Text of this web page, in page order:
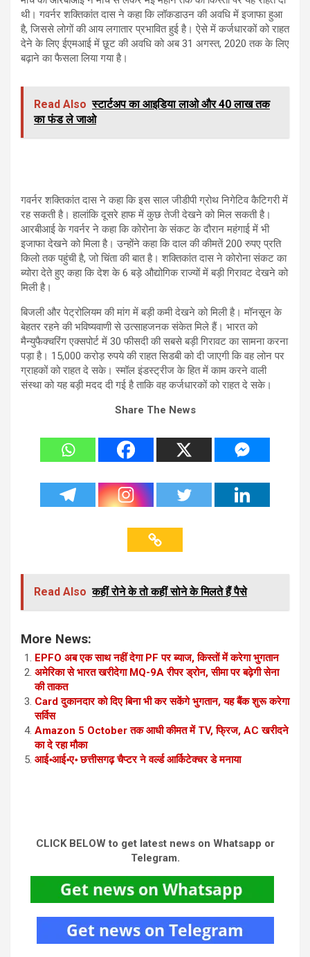
थी। गवर्नर शक्तिकांत दास ने कहा कि लॉकडाउन की अवधि में इजाफा हुआ
है, जिससे लोगों की आय लगातार प्रभावित हुई है। ऐसे में कर्जधारकों को राहत
देने के लिए ईएमआई में छूट की अवधि को अब 31 अगस्त, 2020 तक के लिए
बढ़ाने का फैसला लिया गया है।
Read Also स्टार्टअप का आइडिया लाओ और 40 लाख तक
का फंड ले जाओ
गवर्नर शक्तिकांत दास ने कहा कि इस साल जीडीपी ग्रोथ निगेटिव कैटिगरी में
रह सकती है। हालांकि दूसरे हाफ में कुछ तेजी देखने को मिल सकती है।
आरबीआई के गवर्नर ने कहा कि कोरोना के संकट के दौरान महंगाई में भी
इजाफा देखने को मिला है। उन्होंने कहा कि दाल की कीमतें 200 रुपए प्रति
किलो तक पहुंची है, जो चिंता की बात है। शक्तिकांत दास ने कोरोना संकट का
ब्योरा देते हुए कहा कि देश के 6 बड़े औद्योगिक राज्यों में बड़ी गिरावट देखने को
मिली है।
बिजली और पेट्रोलियम की मांग में बड़ी कमी देखने को मिली है। मॉनसून के
बेहतर रहने की भविष्यवाणी से उत्साहजनक संकेत मिले हैं। भारत को
मैन्युफैक्चरिंग एक्सपोर्ट में 30 फीसदी की सबसे बड़ी गिरावट का सामना करना
पड़ा है। 15,000 करोड़ रुपये की राहत सिडबी को दी जाएगी कि वह लोन पर
ग्राहकों को राहत दे सके। स्मॉल इंडस्ट्रीज के हित में काम करने वाली
संस्था को यह बड़ी मदद दी गई है ताकि वह कर्जधारकों को राहत दे सके।
Share The News
Read Also कहीं रोने के तो कहीं सोने के मिलते हैं पैसे
More News:
EPFO अब एक साथ नहीं देगा PF पर ब्याज, किस्तों में करेगा भुगतान
अमेरिका से भारत खरीदेगा MQ-9A रीपर ड्रोन, सीमा पर बढ़ेगी सेना
की ताकत
Card दुकानदार को दिए बिना भी कर सकेंगे भुगतान, यह बैंक शुरू करेगा
सर्विस
Amazon 5 October तक आधी कीमत में TV, फ्रिज, AC खरीदने
का दे रहा मौका
आई॰आई॰ए॰ छत्तीसगढ़ चैप्टर ने वर्ल्ड आर्किटेक्चर डे मनाया
CLICK BELOW to get latest news on Whatsapp or
Telegram.